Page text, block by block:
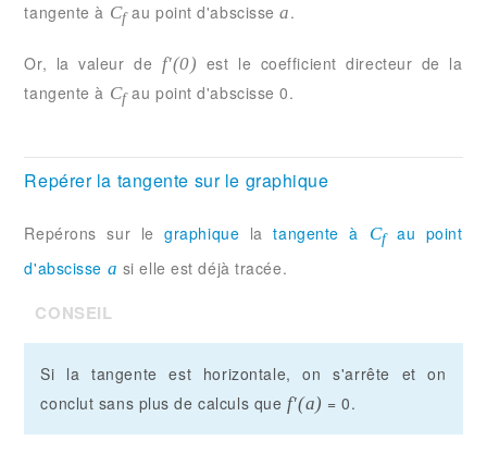
tangente à Cfau point d'abscissea.
Or, la valeur de f'(0) est le coefficient directeur de la
tangente à Cfau point d'abscisse 0.
Repérer la tangente sur le graphique
Repérons sur legraphique latangente à Cfau point
d'abscisse a si elle est déjà tracée.
CONSEIL
Si la tangente est horizontale, on s'arrête et on
conclut sans plus de calculs que f'(a) = 0.